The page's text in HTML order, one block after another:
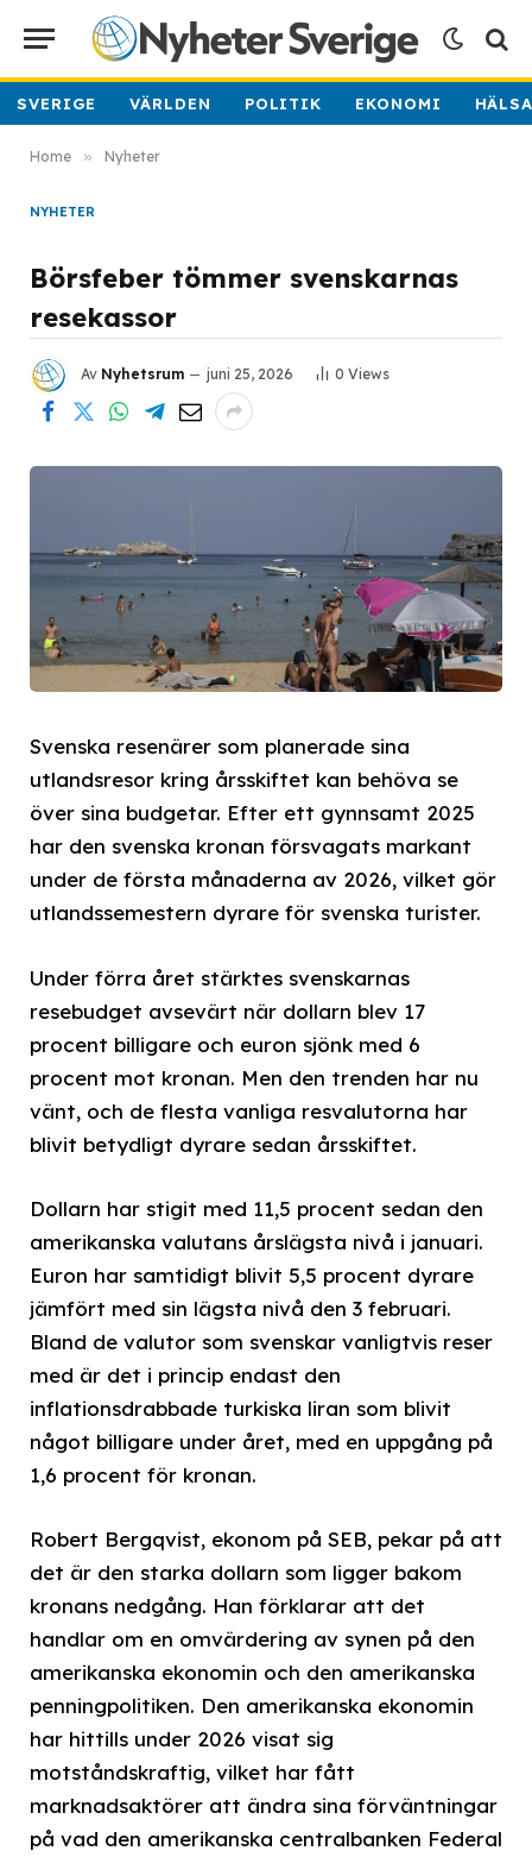
SVERIGE VÄRLDEN POLITIK EKONOMI
Home » Nyheter
NYHETER
Börsfeber tömmer svenskarnas
resekassor
Av Nyhetsrum juni 25, 2026 0 Views
Svenska resenärer som planerade sina
utlandsresor kring årsskiftet kan behöva se
över sina budgetar. Efter ett gynnsamt 2025
har den svenska kronan försvagats markant
under de första månaderna av 2026, vilket gör
utlandssemestern dyrare för svenska turister.
Under förra året stärktes svenskarnas
resebudget avsevärt när dollarn blev 17
procent billigare och euron sjönk med 6
procent mot kronan. Men den trenden har nu
vänt, och de flesta vanliga resvalutorna har
blivit betydligt dyrare sedan årsskiftet.
Dollarn har stigit med 11,5 procent sedan den
amerikanska valutans årslägsta nivå i januari.
Euron har samtidigt blivit 5,5 procent dyrare
jämfört med sin lägsta nivå den 3 februari.
Bland de valutor som svenskar vanligtvis reser
med är det i princip endast den
inflationsdrabbade turkiska liran som blivit
något billigare under året, med en uppgång på
1,6 procent för kronan.
Robert Bergqvist, ekonom på SEB, pekar på att
det är den starka dollarn som ligger bakom
kronans nedgång. Han förklarar att det
handlar om en omvärdering av synen på den
amerikanska ekonomin och den amerikanska
penningpolitiken. Den amerikanska ekonomin
har hittills under 2026 visat sig
motståndskraftig, vilket har fått
marknadsaktörer att ändra sina förväntningar
på vad den amerikanska centralbanken Federal